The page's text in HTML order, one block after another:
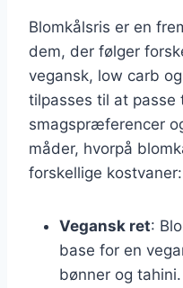
Blomkålsris er en
dem, der følger
vegansk, low carb
tilpasses til at passe
smagspræferencer
måder, hvorpå
forskellige kostvaner:
Vegansk ret:
base for en
bønner og tahini.